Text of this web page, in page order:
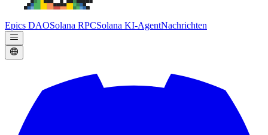
Epics DAOSolana RPCSolana KI-AgentNachrichten